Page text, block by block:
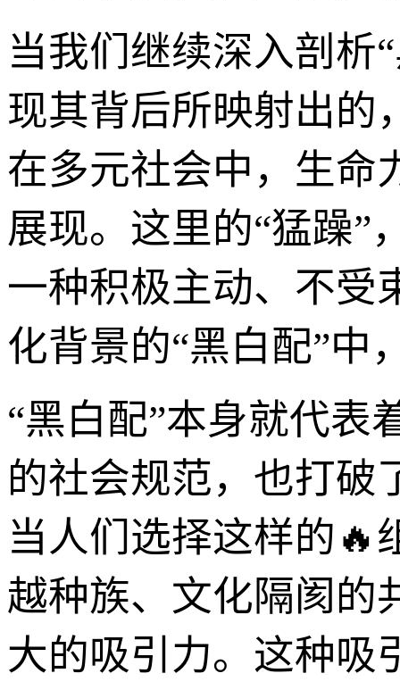
当我们继续深入剖析
现其背后所映射出的
在多元社会中，生命
展现。这里的“猛躁”
一种积极主动、不受
化背景的“黑白配”中
“黑白配”本身就代表
的社会规范，也打破
当人们选择这样的🔥
越种族、文化隔阂的
大的吸引力。这种吸